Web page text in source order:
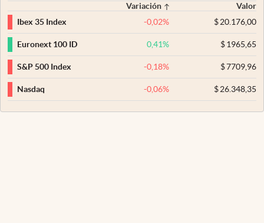
Variación
Valor
Ibex 35 Index
-0,02% $20.176,00
Euronext 100 ID 0,41% $1965,65
S&P 500 Index -0,18% $7709,96
Nasdaq -0,06% $26.348,35